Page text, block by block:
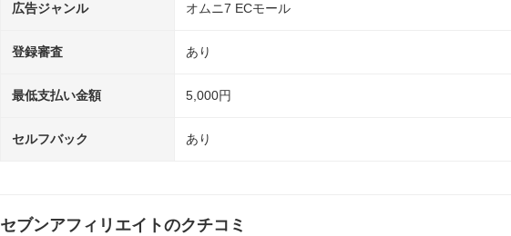
広告ジャンル オムニ7 ECモール
登録審査 あり
最低支払い金額 5,000円
セルフバック あり
セブンアフィリエイトのクチコミ